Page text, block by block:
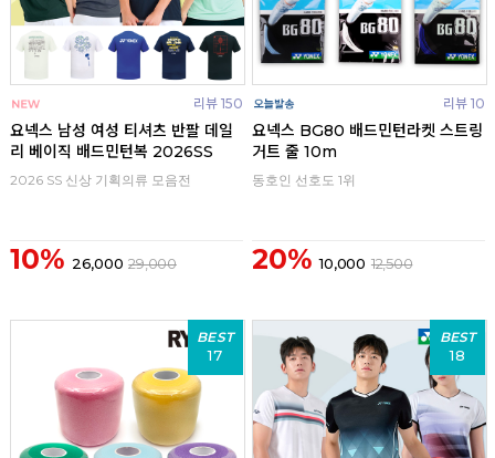
리뷰 150
요넥스 남성 여성 티셔츠 반팔 데일
리 베이직 배드민턴복 2026SS
2026 SS 신상 기획의류 모음전
10% 26,000 29,000
리뷰 10
요넥스 BG80 배드민턴라켓 스트링
거트 줄 10m
동호인 선호도 1위
20% 10,000 12,500
BEST
17
BEST
18